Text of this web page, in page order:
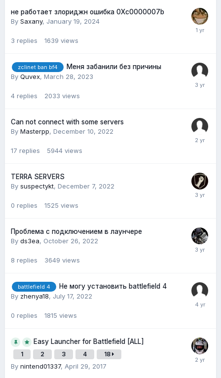
не работает злориджн ошибка 0Xc0000007b
By Saxany, January 19, 2024
3 replies 1639 views
zclinet ban bf4
Меня забанили без причины
By Quvex, March 28, 2023
4 replies 2033 views
Can not connect with some servers
By Masterpp, December 10, 2022
17 replies 5944 views
TERRA SERVERS
By suspectykt, December 7, 2022
0 replies 1525 views
Проблема с подключением в лаунчере
By ds3ea, October 26, 2022
8 replies 3649 views
battlefield 4
Не могу установить battlefield 4
By zhenya18, July 17, 2022
0 replies 1815 views
Easy Launcher for Battlefield [ALL]
1 2 3 4 18
By nintend01337, April 29, 2017